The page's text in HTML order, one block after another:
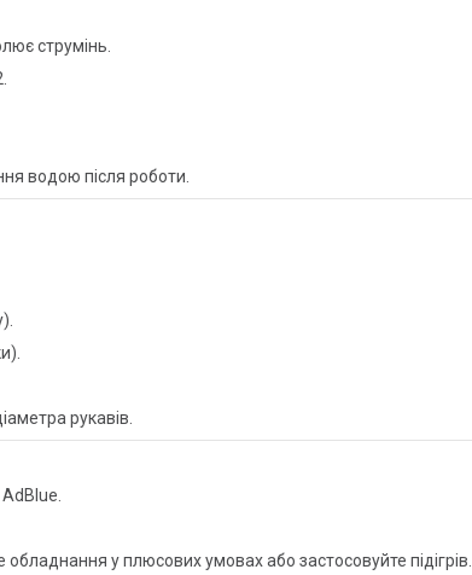
струмінь.
водою після роботи.
рукавів.
обладнання у плюсових умовах або застосовуйте підігрів.